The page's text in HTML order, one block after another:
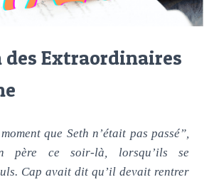
Extraordinaires
que Seth n’était pas passé”,
père ce soir-là, lorsqu’ils se
Cap avait dit qu’il devait rentrer